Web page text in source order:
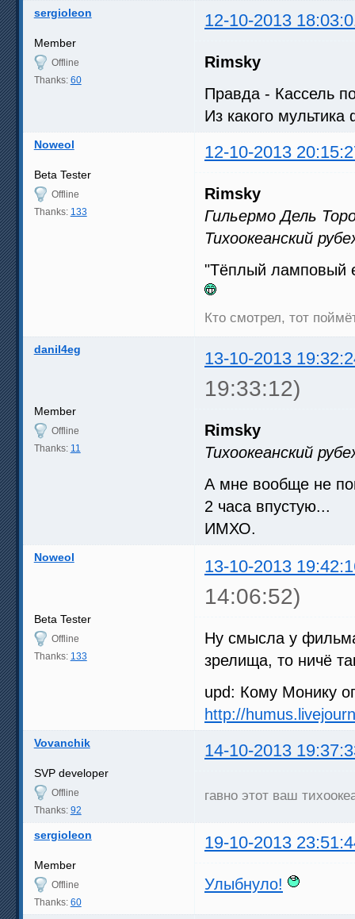
sergioleon 12-10-2013
Member
Offline
Thanks: 60
Rimsky
Правда - Кассель
Из какого
Noweol 12-10-2013
Beta Tester
Offline
Thanks: 133
Rimsky
Гильермо Дель
Тихоокеанский
"Тёплый ламповый
Кто смотрел, тот
danil4eg 13-10-2013
19:33:12)
Member
Offline
Thanks: 11
Rimsky
Тихоокеанский
А мне вообще не
2 часа впустую...
ИМХО.
Noweol 13-10-2013
14:06:52)
Beta Tester
Offline
Thanks: 133
Ну смысла у
зрелища, то ничё
upd: Кому Монику
http://
Vovanchik 14-10-2013
SVP developer
Offline
Thanks: 92
гавно этот ваш
sergioleon 19-10-2013
Member
Offline
Thanks: 60
Улыбнуло!